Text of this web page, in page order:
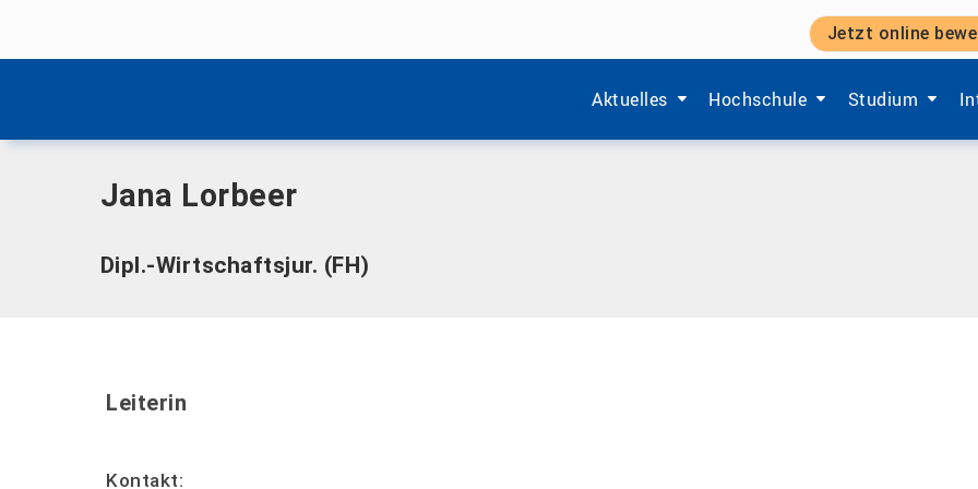
Jetzt online
Aktuelles
Zeige Menü-Unterpunkte von 'Aktuelles'.
Hochschule
Zeige Menü-Unterpunkte von
Studium
Zeige Menü-
Home|L|Lorbeer, Jana
Jana Lorbeer
Dipl.-Wirtschaftsjur. (FH)
Leiterin
Kontakt: